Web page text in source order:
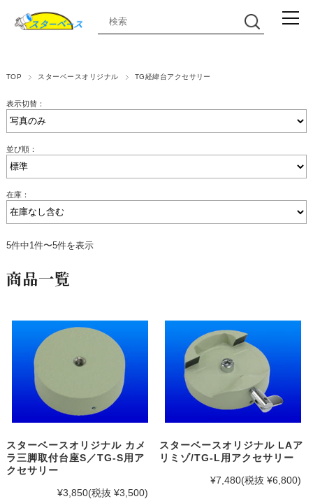
TOP スターベースオリジナル TG経緯台アクセサリー
表示切替：
並び順：
在庫：
5件中1件〜5件を表示
商品一覧
スターベースオリジナル カメ
ラ三脚取付台座S／TG-S用ア
クセサリー
¥3,850(税抜 ¥3,500)
スターベースオリジナル LAア
リミゾ/TG-L用アクセサリー
¥7,480(税抜 ¥6,800)